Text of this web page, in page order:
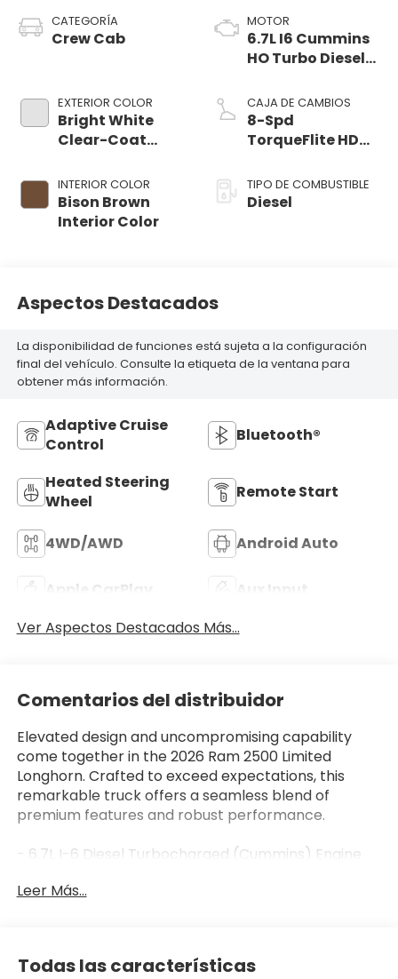
CATEGORÍA
Crew Cab
EXTERIOR COLOR
Bright White
Clear-Coat
INTERIOR COLOR
Bison Brown
Interior Color
MOTOR
6.7L I6 Cummins
HO Turbo Diesel
CAJA DE CAMBIOS
8-Spd
TorqueFlite HD
TIPO DE COMBUSTIBLE
Diesel
Aspectos Destacados
La disponibilidad de funciones está sujeta a la configuración
final del vehículo. Consulte la etiqueta de la ventana para
obtener más información.
Adaptive Cruise
Control
Bluetooth®
Heated Steering
Wheel
Remote Start
4WD/AWD Android Auto
Apple CarPlay
Aux Input
Ver Aspectos Destacados Más...
Comentarios del distribuidor
Elevated design and uncompromising capability
come together in the 2026 Ram 2500 Limited
Longhorn. Crafted to exceed expectations, this
remarkable truck offers a seamless blend of
premium features and robust performance.
- 6.7L I-6 Diesel Turbocharged (Cummins) Engine
- Tow Technology Plus Group
- Power Deployable Running Boards
Leer Más...
Todas las características